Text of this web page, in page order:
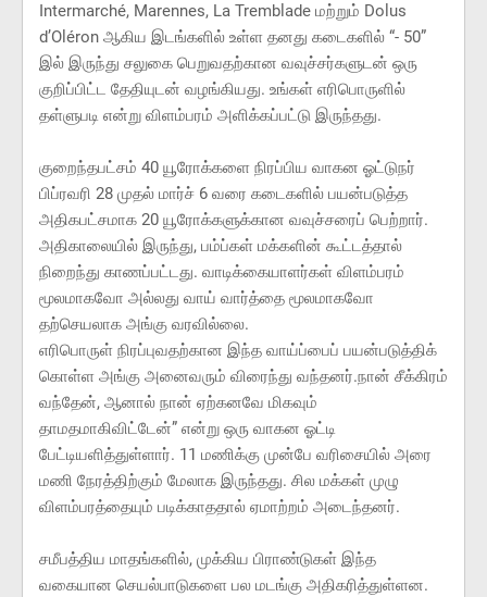
Intermarché, Marennes, La Tremblade மற்றும் Dolus
d’Oléron ஆகிய இடங்களில் உள்ள தனது கடைகளில் “- 50”
இல் இருந்து சலுகை பெறுவதற்கான வவுச்சர்களுடன் ஒரு
குறிப்பிட்ட தேதியுடன் வழங்கியது. உங்கள் எரிபொருளில்
தள்ளுபடி‌ என்று விளம்பரம் அளிக்கப்பட்டு இருந்தது.
குறைந்தபட்சம் 40 யூரோக்களை நிரப்பிய வாகன ஓட்டுநர்
பிப்ரவரி 28 முதல் மார்ச் 6 வரை கடைகளில் பயன்படுத்த
அதிகபட்சமாக 20 யூரோக்களுக்கான வவுச்சரைப் பெற்றார்.
அதிகாலையில் இருந்து, பம்ப்கள் மக்களின் கூட்டத்தால்
நிறைந்து காணப்பட்டது. வாடிக்கையாளர்கள் விளம்பரம்
மூலமாகவோ அல்லது வாய் வார்த்தை மூலமாகவோ
தற்செயலாக அங்கு வரவில்லை.
எரிபொருள் நிரப்புவதற்கான இந்த வாய்ப்பைப் பயன்படுத்திக்
கொள்ள அங்கு அனைவரும் விரைந்து வந்தனர்.நான் சீக்கிரம்
வந்தேன், ஆனால் நான் ஏற்கனவே மிகவும்
தாமதமாகிவிட்டேன்” என்று ஒரு வாகன ஓட்டி
பேட்டியளித்துள்ளார். 11 மணிக்கு முன்பே வரிசையில் அரை
மணி நேரத்திற்கும் மேலாக இருந்தது. சில மக்கள் முழு
விளம்பரத்தையும் படிக்காததால் ஏமாற்றம் அடைந்தனர்.
சமீபத்திய மாதங்களில், முக்கிய பிராண்டுகள் இந்த
வகையான செயல்பாடுகளை பல மடங்கு அதிகரித்துள்ளன.